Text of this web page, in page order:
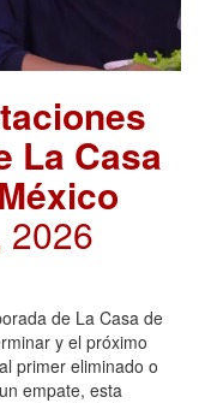
La Casa
2026
de La Casa de
y el próximo
primer eliminado o
empate, esta